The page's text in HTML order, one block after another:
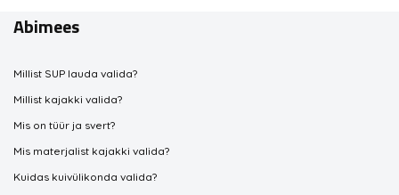
Abimees
Millist SUP lauda valida?
Millist kajakki valida?
Mis on tüür ja svert?
Mis materjalist kajakki valida?
Kuidas kuivülikonda valida?